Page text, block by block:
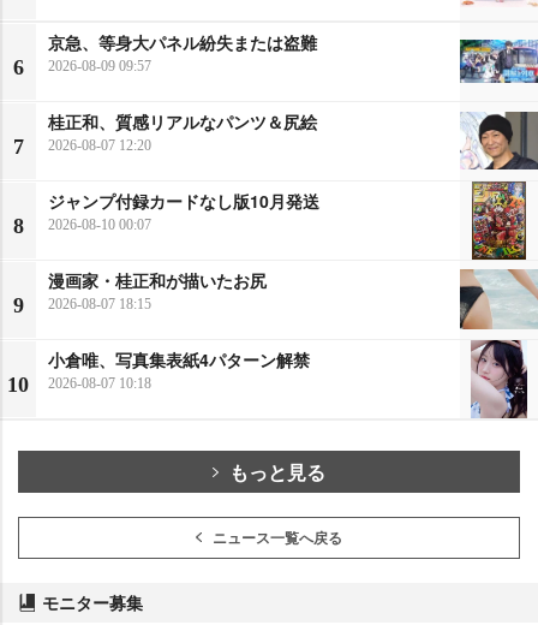
6
京急、等身大パネル紛失または盗難
2026-08-09 09:57
7
桂正和、質感リアルなパンツ＆尻絵
2026-08-07 12:20
8
ジャンプ付録カードなし版10月発送
2026-08-10 00:07
9
漫画家・桂正和が描いたお尻
2026-08-07 18:15
10
小倉唯、写真集表紙4パターン解禁
2026-08-07 10:18
もっと見る
ニュース一覧へ戻る
モニター募集